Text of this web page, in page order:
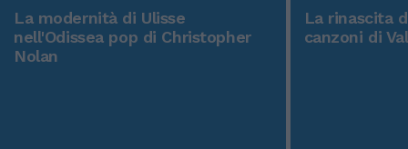
La modernità di Ulisse
nell'Odissea pop di Christopher
Nolan
La rinascita
canzoni di